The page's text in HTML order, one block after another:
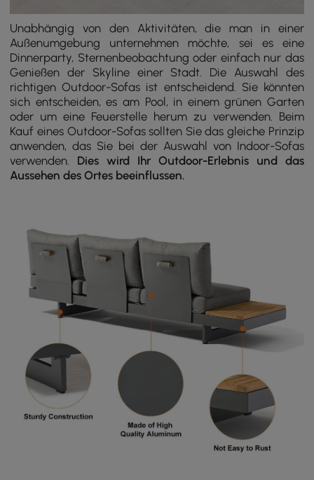
Unabhängig von den Aktivitäten, die man in einer
Außenumgebung unternehmen möchte, sei es eine
Dinnerparty, Sternenbeobachtung oder einfach nur das
Genießen der Skyline einer Stadt. Die Auswahl des
richtigen Outdoor-Sofas ist entscheidend. Sie könnten
sich entscheiden, es am Pool, in einem grünen Garten
oder um eine Feuerstelle herum zu verwenden. Beim
Kauf eines Outdoor-Sofas sollten Sie das gleiche Prinzip
anwenden, das Sie bei der Auswahl von Indoor-Sofas
verwenden.
Dies wird Ihr Outdoor-Erlebnis und das
Aussehen des Ortes beeinflussen.